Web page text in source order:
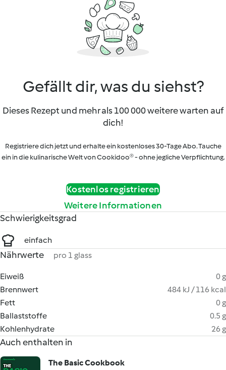
Gefällt dir, was du siehst?
Dieses Rezept und mehr als 100 000 weitere warten auf
dich!
Registriere dich jetzt und erhalte ein kostenloses 30-Tage Abo. Tauche
ein in die kulinarische Welt von Cookidoo® - ohne jegliche Verpflichtung.
Kostenlos registrieren
Weitere Informationen
Schwierigkeitsgrad
einfach
Nährwerte pro 1 glass
Eiweiß
0 g
Brennwert
484 kJ / 116 kcal
Fett
0 g
Ballaststoffe
0.5 g
Kohlenhydrate
26 g
Auch enthalten in
The Basic Cookbook